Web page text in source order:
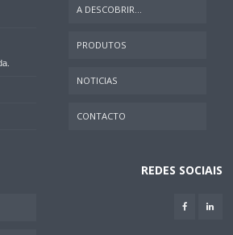
A DESCOBRIR...
PRODUTOS
NOTICIAS
CONTACTO
REDES SOCIAIS